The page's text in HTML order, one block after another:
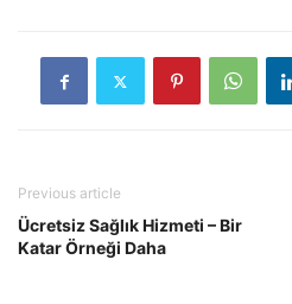
Previous article
Ücretsiz Sağlık Hizmeti – Bir
Katar Örneği Daha